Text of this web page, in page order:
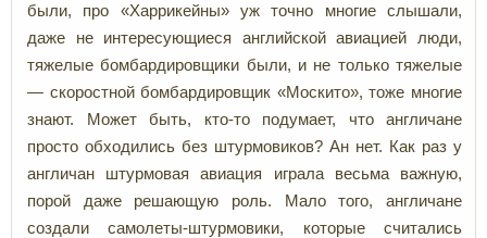
были, про «Харрикейны» уж точно многие слышали,
даже не интересующиеся английской авиацией люди,
тяжелые бомбардировщики были, и не только тяжелые
— скоростной бомбардировщик «Москито», тоже многие
знают. Может быть, кто-то подумает, что англичане
просто обходились без штурмовиков? Ан нет. Как раз у
англичан штурмовая авиация играла весьма важную,
порой даже решающую роль. Мало того, англичане
создали самолеты-штурмовики, которые считались